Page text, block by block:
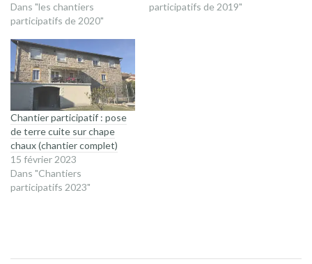
Dans "les chantiers
participatifs de 2020"
participatifs de 2019"
Chantier participatif : pose
de terre cuite sur chape
chaux (chantier complet)
15 février 2023
Dans "Chantiers
participatifs 2023"